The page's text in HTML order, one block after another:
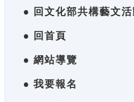
● 回文化部共構藝文
● 回首頁
● 網站導覽
● 我要報名